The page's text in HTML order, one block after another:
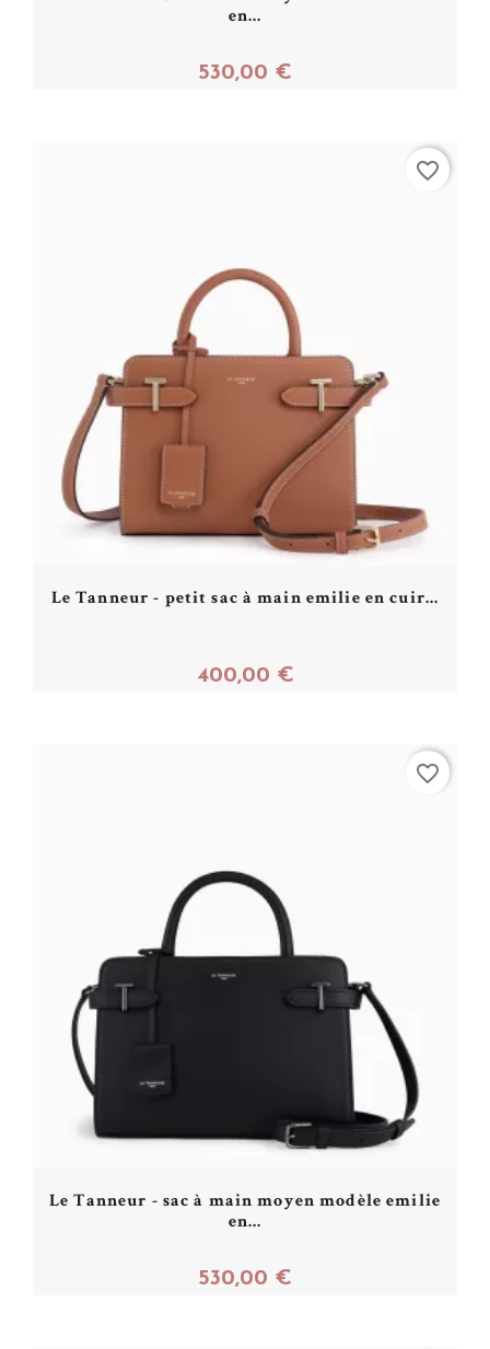
en...
530,00 €
Le Tanneur - petit sac à main emilie en cuir...
400,00 €
favorite_border
Le Tanneur - sac à main moyen modèle emilie
en...
530,00 €
favorite_border